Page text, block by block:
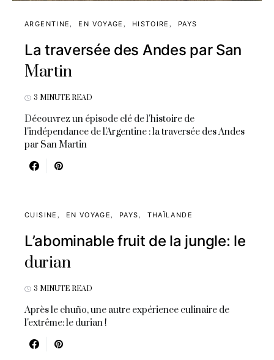
ARGENTINE EN VOYAGE HISTOIRE PAYS
La traversée des Andes par San
Martin
3 MINUTE READ
Découvrez un épisode clé de l'histoire de
l'indépendance de l'Argentine : la traversée des Andes
par San Martin
CUISINE EN VOYAGE PAYS THAÏLANDE
L’abominable fruit de la jungle: le
durian
3 MINUTE READ
Après le chuño, une autre expérience culinaire de
l'extrême: le durian !